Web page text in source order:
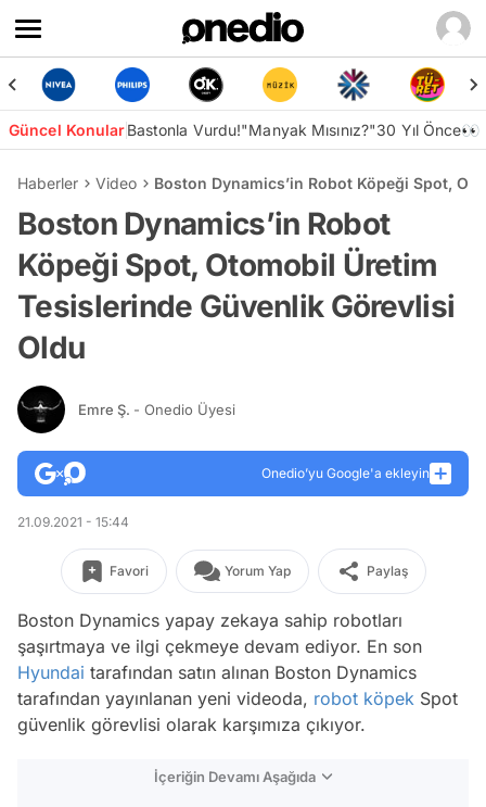
Güncel KonularBastonla Vurdu!"Manyak Mısınız?"30 Yıl Önce👀
Haberler Video Boston Dynamics’in Robot Köpeği Spot,
Boston Dynamics’in Robot
Köpeği Spot, Otomobil Üretim
Tesislerinde Güvenlik Görevlisi
Oldu
Emre Ş. - Onedio Üyesi
Onedio’yu Google'a ekleyin
21.09.2021 - 15:44
Favori Yorum Yap Paylaş
Boston Dynamics yapay zekaya sahip robotları
şaşırtmaya ve ilgi çekmeye devam ediyor. En son
Hyundai tarafından satın alınan Boston Dynamics
tarafından yayınlanan yeni videoda, robot köpek Spot
güvenlik görevlisi olarak karşımıza çıkıyor.
İçeriğin Devamı Aşağıda